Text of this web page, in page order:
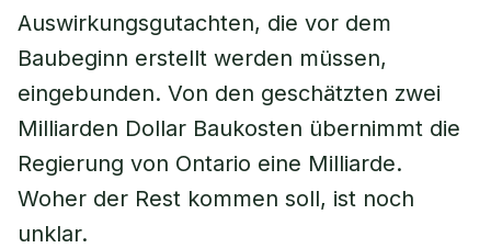
Auswirkungsgutachten, die vor dem
Baubeginn erstellt werden müssen,
eingebunden. Von den geschätzten zwei
Milliarden Dollar Baukosten übernimmt die
Regierung von Ontario eine Milliarde.
Woher der Rest kommen soll, ist noch
unklar.